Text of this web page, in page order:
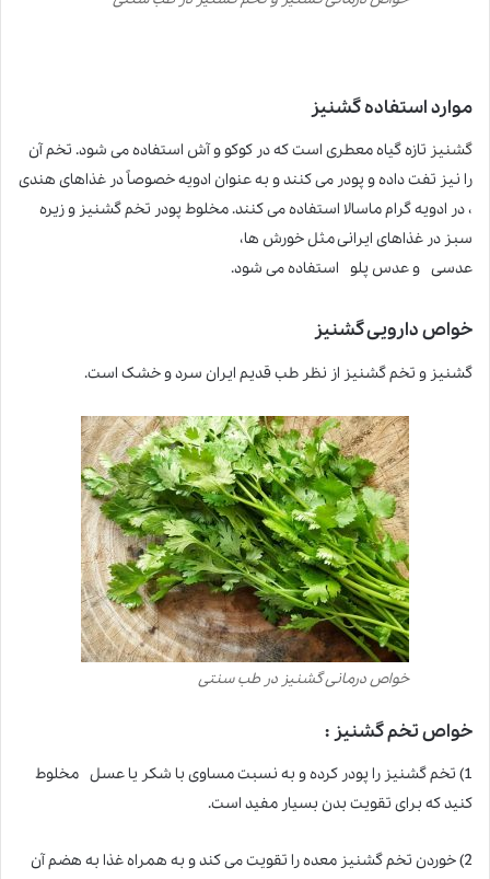
موارد استفاده گشنیز
گشنیز تازه گیاه معطری است که در کوکو و آش استفاده می شود. تخم آن
را نیز تفت داده و پودر می کنند و به عنوان ادویه خصوصاً در غذاهای هندی
، در ادویه گرام ماسالا استفاده می کنند. مخلوط پودر تخم گشنیز و زیره
سبز در غذاهای ایرانی مثل خورش ها،
عدسی و عدس پلو استفاده می شود.
خواص دارویی گشنیز
گشنیز و تخم گشنیز از نظر طب قدیم ایران سرد و خشک است.
خواص درمانی گشنیز در طب سنتی
خواص تخم گشنیز :
1) تخم گشنیز را پودر کرده و به نسبت مساوی ب ا شکر یا عسل مخلوط
کنید که برای تقویت بدن بسیار مفید است.
2) خوردن تخم گشنیز معده را تقویت می کند و به همراه غذا به هضم آن